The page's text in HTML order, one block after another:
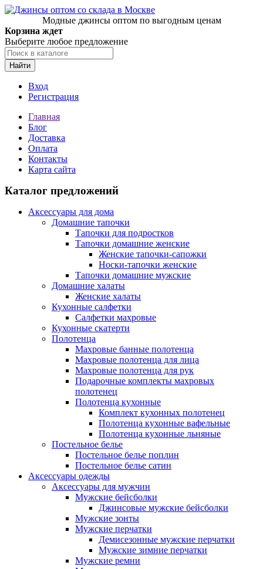
Модные джинсы оптом по выгодным ценам
Корзина ждет
Выберите любое предложение
Найти
Вход
Регистрация
Главная
Блог
Доставка
Оплата
Контакты
Карта сайта
Каталог предложений
Аксессуары для дома
Домашние тапочки
Тапочки для подростков
Тапочки домашние женские
Женские тапочки-сапожки
Носки-тапочки женские
Тапочки домашние мужские
Домашние халаты
Женские халаты
Кухонные салфетки
Салфетки махровые
Кухонные скатерти
Полотенца
Махровые банные полотенца
Махровые полотенца для лица
Махровые полотенца для рук
Подарочные комплекты махровых
полотенец
Полотенца кухонные
Комплект кухонных полотенец
Полотенца кухонные вафельные
Полотенца кухонные льняные
Постельное белье
Постельное белье поплин
Постельное белье сатин
Аксессуары одежды
Аксессуары для мужчин
Мужские бейсболки
Джинсовые мужские бейсболки
Мужские зонты
Мужские перчатки
Демисезонные мужские перчатки
Мужские зимние перчатки
Мужские ремни